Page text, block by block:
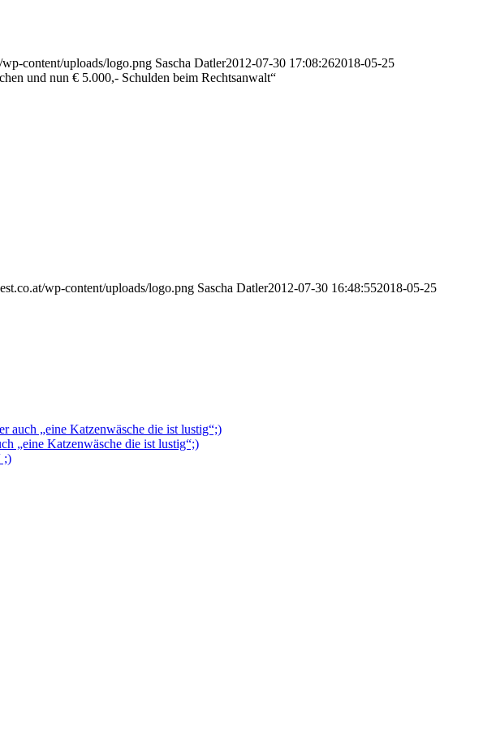
content/uploads/logo.png Sascha Datler2012-07-30 17:08:262018-05-25
und nun € 5.000,- Schulden beim Rechtsanwalt“
wp-content/uploads/logo.png Sascha Datler2012-07-30 16:48:552018-05-25
auch „eine Katzenwäsche die ist lustig“;)
„eine Katzenwäsche die ist lustig“;)
;)